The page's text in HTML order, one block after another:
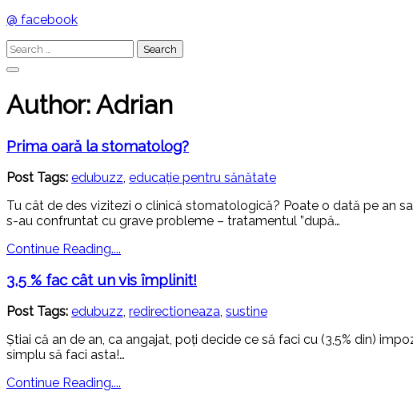
@ facebook
Search
for:
Author:Adrian
Prima oară la stomatolog?
Post Tags: edubuzz educație pentru sănătate
Tu cât de des vizitezi o clinică stomatologică? Poate o dată pe an
s-au confruntat cu grave probleme – tratamentul ”după…
Continue Reading....
3,5 % fac cât un vis împlinit!
Post Tags: edubuzz, redirectioneaza, sustine
Știai că an de an, ca angajat, poți decide ce să faci cu (3,5% din)
simplu să faci asta!…
Continue Reading....